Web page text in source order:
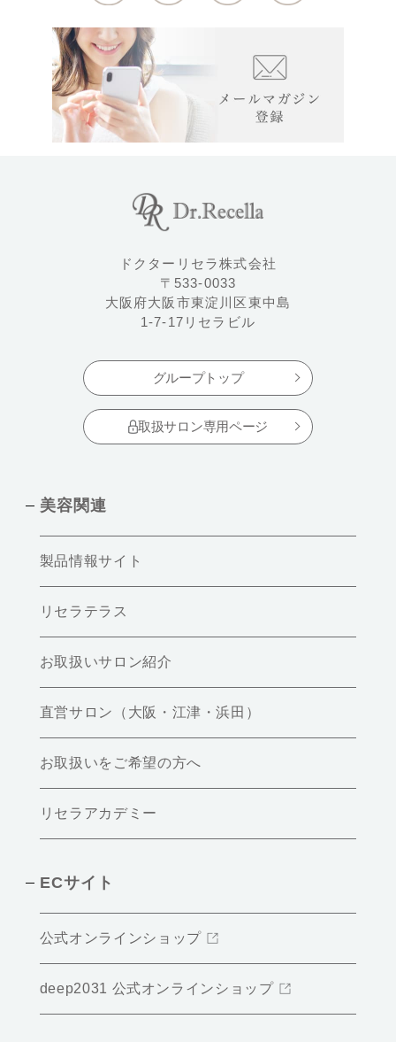
ドクターリセラ株式会社
〒533-0033
大阪府大阪市東淀川区東中島
1-7-17リセラビル
グループトップ
取扱サロン専用ページ
美容関連
製品情報サイト
リセラテラス
お取扱いサロン紹介
直営サロン（大阪・江津・浜田）
お取扱いをご希望の方へ
リセラアカデミー
ECサイト
公式オンラインショップ
deep2031 公式オンラインショップ